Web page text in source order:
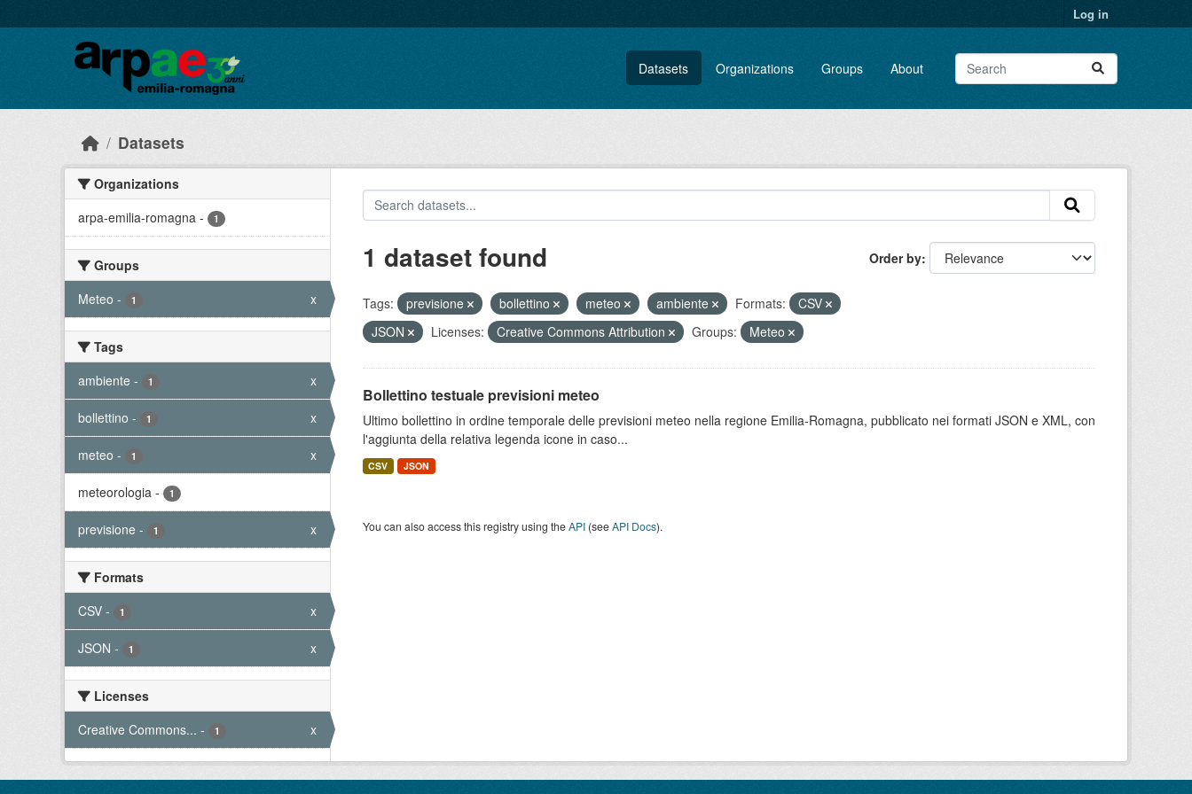
Log in
Datasets Organizations Groups About
Datasets
Organizations
arpa-emilia-romagna - 1
Groups
Meteo - 1 x
Tags
ambiente - 1 x
bollettino - 1 x
meteo - 1 x
meteorologia - 1
previsione - 1 x
Formats
CSV - 1 x
JSON - 1 x
Licenses
Creative Commons... - 1 x
Order by
1 dataset found
Tags: previsione bollettino meteo ambiente Formats:
CSV
JSON
Licenses: Creative Commons Attribution Groups: Meteo
Bollettino testuale previsioni meteo
Ultimo bollettino in ordine temporale delle previsioni meteo nella regione Emilia-Romagna, pubblicato nei formati JSON e XML, con
l'aggiunta della relativa legenda icone in caso...
CSV JSON
You can also access this registry using theAPI(seeAPI Docs).